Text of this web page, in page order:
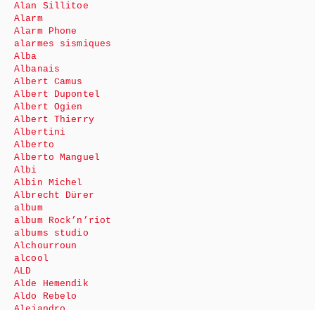
Alan Sillitoe
Alarm
Alarm Phone
alarmes sismiques
Alba
Albanais
Albert Camus
Albert Dupontel
Albert Ogien
Albert Thierry
Albertini
Alberto
Alberto Manguel
Albi
Albin Michel
Albrecht Dürer
album
album Rock’n’riot
albums studio
Alchourroun
alcool
ALD
Alde Hemendik
Aldo Rebelo